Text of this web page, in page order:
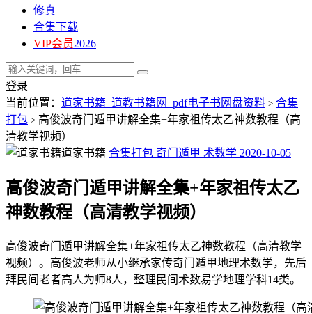
修真
合集下载
VIP会员2026
登录
当前位置： 道家书籍_道教书籍网_pdf电子书网盘资料 > 合集
打包 > 高俊波奇门遁甲讲解全集+年家祖传太乙神数教程（高
清教学视频）
道家书籍 合集打包 奇门遁甲 术数学 2020-10-05
高俊波奇门遁甲讲解全集+年家祖传太乙
神数教程（高清教学视频）
高俊波奇门遁甲讲解全集+年家祖传太乙神数教程（高清教学
视频）。高俊波老师从小继承家传奇门遁甲地理术数学，先后
拜民间老者高人为师8人，整理民间术数易学地理学科14类。